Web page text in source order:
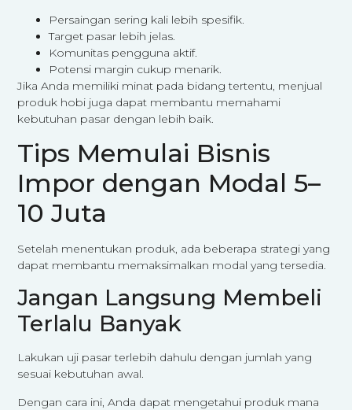
Persaingan sering kali lebih spesifik.
Target pasar lebih jelas.
Komunitas pengguna aktif.
Potensi margin cukup menarik.
Jika Anda memiliki minat pada bidang tertentu, menjual
produk hobi juga dapat membantu memahami
kebutuhan pasar dengan lebih baik.
Tips Memulai Bisnis
Impor dengan Modal 5–
10 Juta
Setelah menentukan produk, ada beberapa strategi yang
dapat membantu memaksimalkan modal yang tersedia.
Jangan Langsung Membeli
Terlalu Banyak
Lakukan uji pasar terlebih dahulu dengan jumlah yang
sesuai kebutuhan awal.
Dengan cara ini, Anda dapat mengetahui produk mana